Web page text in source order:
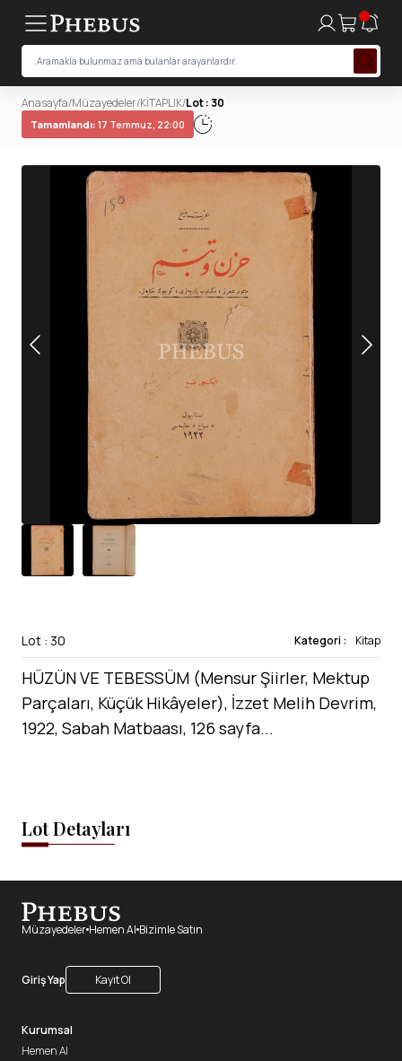
Anasayfa/Müzayedeler/KİTAPLIK/Lot : 30
Tamamlandı: 17 Temmuz, 22:00
Lot : 30 Kategori : Kitap
HÜZÜN VE TEBESSÜM (Mensur Şiirler, Mektup
Parçaları, Küçük Hikâyeler), İzzet Melih Devrim,
1922, Sabah Matbaası, 126 sayfa...
Lot Detayları
Müzayedeler Hemen Al Bizimle Satın
Giriş Yap Kayıt Ol
Kurumsal
Hemen Al